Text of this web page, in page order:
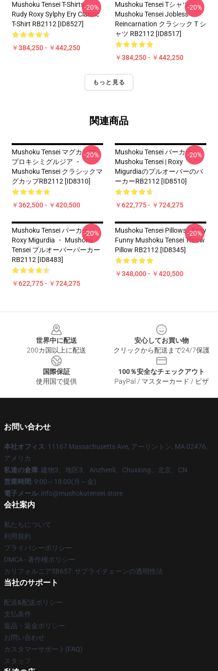
Mushoku Tensei T-Shirts -
Rudy Roxy Sylphy Ery Classic
T-Shirt RB2112 [ID8527]
￥384,250 - ￥442,250
-20%
Mushoku Tensei Tシャツ -
Mushoku Tensei Jobless
Reincarnation クラシック T シ
ャツ RB2112 [ID8517]
￥384,250 - ￥442,250
-20%
もっと見る
関連商品
Mushoku Tensei マグカップ -
プロキシミグルジア ・
Mushoku Tensei クラシックマ
グカップRB2112 [ID8310]
￥362,500 - ￥420,500
-20%
Mushoku Tensei パーカー -
Mushoku Tensei | Roxy
Migurdiaのプルオーバーのパ
ーカーRB2112 [ID8510]
￥622,775 - ￥724,275
-20%
Mushoku Tensei パーカー -
Roxy Migurdia ・ Mushoku
Tensei プルオーバーパーカー
RB2112 [ID8483]
￥622,775 - ￥724,275
-20%
Mushoku Tensei Pillows - Roxy
Funny Mushoku Tensei Throw
Pillow RB2112 [ID8345]
￥348,000 - ￥420,500
-20%
世界中に配送
200カ国以上に配送
安心してお買い物
クリックから配送まで24/7保護
国際保証
使用国で提供
100％安全なチェックアウト
PayPal / マスターカード / ビザ
お問い合わせ
本社オフィス: 11167 Massachusetts Ave, アーリントン, MA 02476,
アメリカ
私達の倉庫: 建物3、地区3、Anzhenli、Chuxiong、北京、CN
営業時間: 9:00～18:00(月～金)
電子メール: info@mushokutensei.store
会社案内
私たちについて
利用規約
プライバシーポリシー
DMCA - 著作権ポリシー
カリフォルニアSB657: サプライチェーンの透明性法
当社のサポート
配送&配送ポリシー
支払条件
返品・返金ポリシー
お問い合わせ
カスタマーサポート(FAQ)
スタッフ